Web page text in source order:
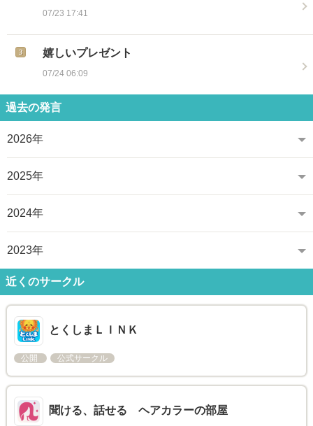
07/23 17:41
嬉しいプレゼント
07/24 06:09
過去の発言
2026年
2025年
2024年
2023年
近くのサークル
とくしまＬＩＮＫ
公開 公式サークル
聞ける、話せる ヘアカラーの部屋